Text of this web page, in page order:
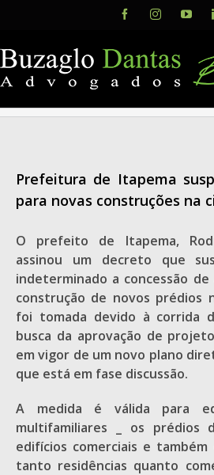
content
FacebookInstagram
Prefeitura de Itapema
para novas construções na
O prefeito de Itapema,
assinou um decreto que
indeterminado a concessão
construção de novos prédios
foi tomada devido à corrida
busca da aprovação de
em vigor de um novo plano
que está em fase discussão.
A medida é válida para
multifamiliares _ os prédios
edifícios comerciais e
tanto residências quanto